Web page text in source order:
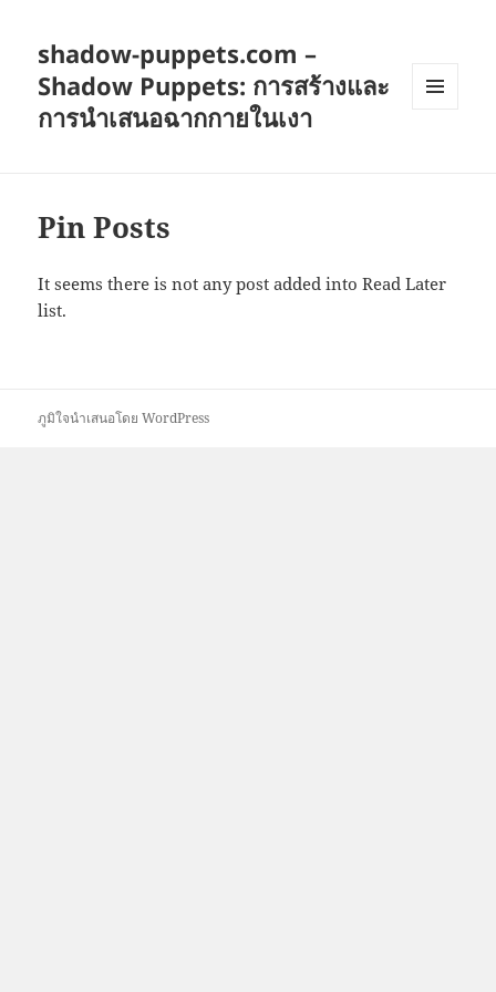
shadow-puppets.com –
Shadow Puppets: การสร้างและ
การนำเสนอฉากกายในเงา
Pin Posts
It seems there is not any post added into Read Later
list.
ภูมิใจนำเสนอโดย WordPress